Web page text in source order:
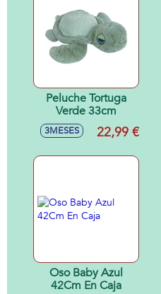
Peluche Tortuga
Verde 33cm
3MESES 22,99 €
Oso Baby Azul
42Cm En Caja